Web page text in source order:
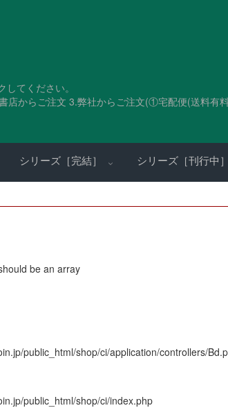
てください。
店からご注文 3.弊社からご注文(①宅配便(送料有
シリーズ［完結］ シリーズ［刊行中］
be an array
public_html/shop/ci/application/controllers/
public_html/shop/ci/index.php